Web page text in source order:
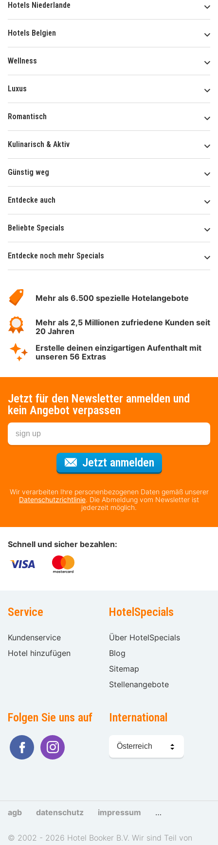
Hotels Niederlande
Hotels Belgien
Wellness
Luxus
Romantisch
Kulinarisch & Aktiv
Günstig weg
Entdecke auch
Beliebte Specials
Entdecke noch mehr Specials
Hotelspecials
Mehr als 6.500 spezielle Hotelangebote
Mehr als 2,5 Millionen zufriedene Kunden seit
20 Jahren
Erstelle deinen einzigartigen Aufenthalt mit
unseren 56 Extras
Jetzt für den Newsletter anmelden und
kein Angebot verpassen
Jetzt anmeldenFür den
Wir verarbeiten Ihre personenbezogenen Daten gemäß unserer
Datenschutzrichtlinie. Die Abmeldung vom Newsletter ist
jederzeit möglich.
Schnell und sicher bezahlen:
Service
Kundenservice
Hotel hinzufügen
HotelSpecials
Über HotelSpecials
Blog
Sitemap
Stellenangebote
Folgen Sie uns auf International
Sprache
wählen
agb datenschutz impressum cookies und
© 2002 - 2026 Hotel Booker B.V. Wir sind Teil von